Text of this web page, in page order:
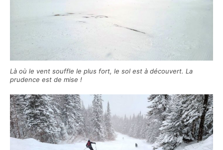
Là où le vent souffle le plus fort, le sol est à découvert. La
prudence est de mise !